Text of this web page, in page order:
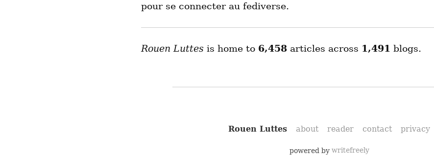
pour se connecter au fediverse.
Rouen Luttes is home to 6,458 articles across 1,491 blogs.
Rouen Luttes about reader contact privacy
powered by writefreely